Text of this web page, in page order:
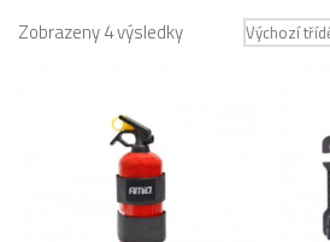
Zobrazeny 4 výsledky